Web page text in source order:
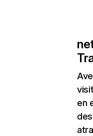
en